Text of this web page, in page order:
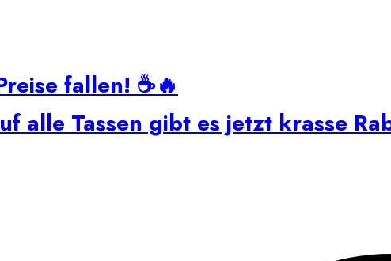
fallen! ☕🔥
alle Tassen gibt es jetzt krasse